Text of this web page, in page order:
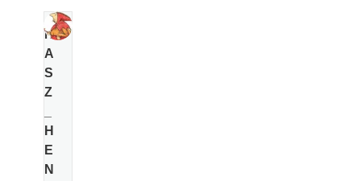
N
A
S
Z
H
E
N